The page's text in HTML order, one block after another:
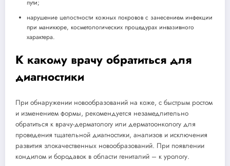
пути;
нарушение целостности кожных покровов с занесением инфекции
при маникюре, косметологических процедурах инвазивного
характера.
К какому врачу обратиться для
диагностики
При обнаружении новообразований на коже, с быстрым ростом
и изменением формы, рекомендуется незамедлительно
обратиться к врачу-дерматологу или дерматоонкологу для
проведения тщательной диагностики, анализов и исключения
развития злокачественных новообразований. При появлении
кондилом и бородавок в области гениталий – к урологу.